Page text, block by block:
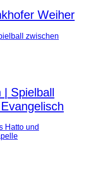
Weiher
| Spielball